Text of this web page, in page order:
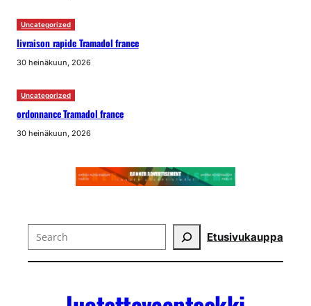
Uncategorized
livraison rapide Tramadol france
30 heinäkuun, 2026
Uncategorized
ordonnance Tramadol france
30 heinäkuun, 2026
Search Etusivukauppa